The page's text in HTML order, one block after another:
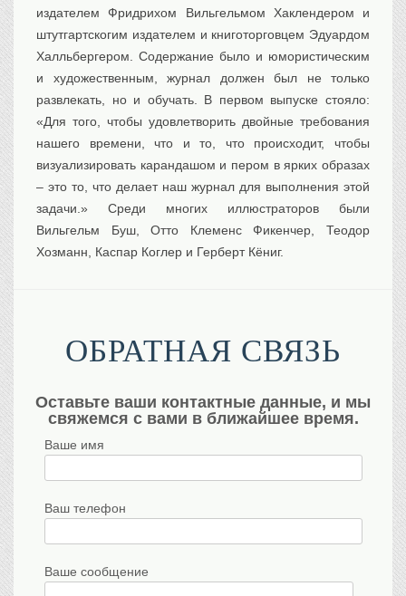
издателем Фридрихом Вильгельмом Хаклендером и
штутгартскогим издателем и книготорговцем Эдуардом
Халльбергером. Содержание было и юмористическим
и художественным, журнал должен был не только
развлекать, но и обучать. В первом выпуске стояло:
«Для того, чтобы удовлетворить двойные требования
нашего времени, что и то, что происходит, чтобы
визуализировать карандашом и пером в ярких образах
– это то, что делает наш журнал для выполнения этой
задачи.» Среди многих иллюстраторов были
Вильгельм Буш, Отто Клеменс Фикенчер, Теодор
Хозманн, Каспар Коглер и Герберт Кёниг.
ОБРАТНАЯ СВЯЗЬ
Оставьте ваши контактные данные, и мы
свяжемся с вами в ближайшее время.
Ваше имя
Ваш телефон
Ваше сообщение